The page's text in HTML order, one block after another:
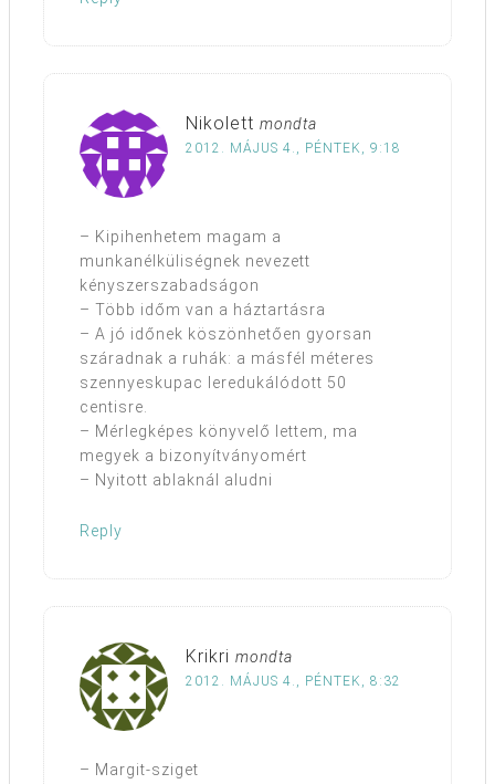
Nikolett mondta
2012. MÁJUS 4., PÉNTEK, 9:18
– Kipihenhetem magam a
munkanélküliségnek nevezett
kényszerszabadságon
– Több időm van a háztartásra
– A jó időnek köszönhetően gyorsan
száradnak a ruhák: a másfél méteres
szennyeskupac leredukálódott 50
centisre.
– Mérlegképes könyvelő lettem, ma
megyek a bizonyítványomért
– Nyitott ablaknál aludni
Reply
Krikri mondta
2012. MÁJUS 4., PÉNTEK, 8:32
– Margit-sziget